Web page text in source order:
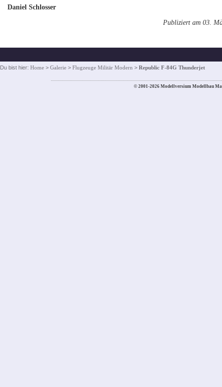
Daniel Schlosser
Publiziert am 03.
Du bist hier: Home > Galerie > Flugzeuge Militär Modern > Republic F-84G Thunderjet
© 2001-2026 Modellversium Modellbau